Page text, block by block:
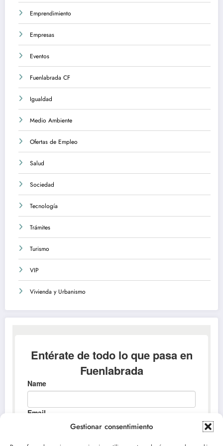
Gestionar consentimiento
Emprendimiento
Empresas
Eventos
Fuenlabrada CF
Igualdad
Medio Ambiente
Ofertas de Empleo
Salud
Sociedad
Tecnología
Trámites
Turismo
VIP
Vivienda y Urbanismo